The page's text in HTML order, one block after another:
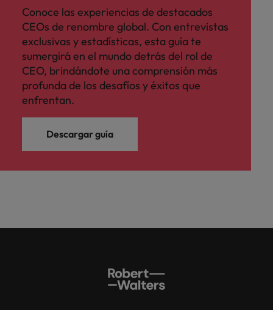
Conoce las experiencias de destacados
CEOs de renombre global. Con entrevistas
exclusivas y estadísticas, esta guía te
sumergirá en el mundo detrás del rol de
CEO, brindándote una comprensión más
profunda de los desafíos y éxitos que
enfrentan.
Descargar guía